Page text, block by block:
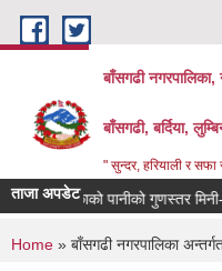
Skip to main content
बाँसगढी नगरपालिका,
बाँसगढी, बर्दिया,
" सुन्दर, हरियाली र
ताजा अपडेट
नगरपालिकाको पानीको गुणस्तर मिनी-
You are here
Home » बाँसगढी नगरपालिका